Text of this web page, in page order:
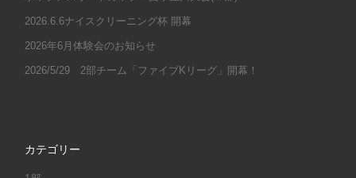
2026.6.6ナイスクリーニング杯 開幕
2026年6月体験会のお知らせ
2026/5/29 2部チーム「ファイブKリーグ」開幕！
カテゴリー